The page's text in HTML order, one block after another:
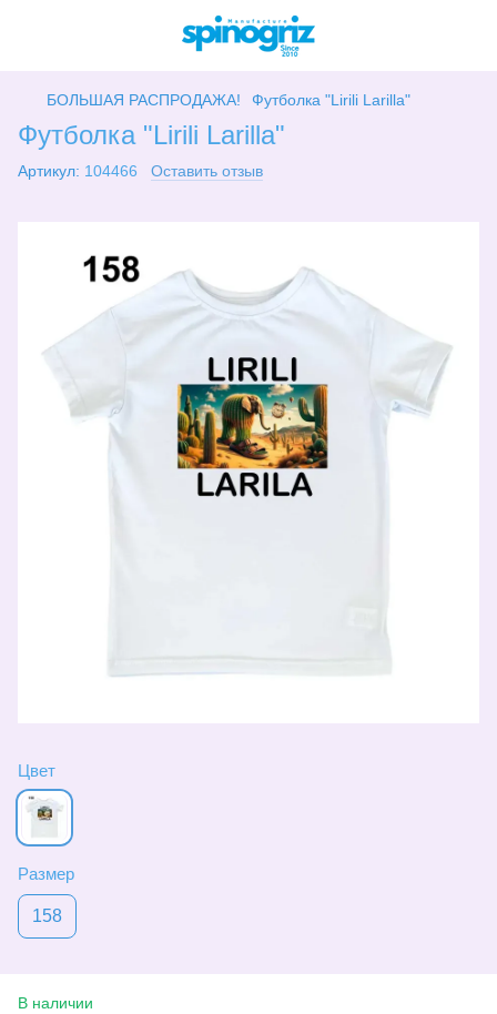
БОЛЬШАЯ РАСПРОДАЖА! Футболка "Lirili Larilla"
Футболка "Lirili Larilla"
Артикул: 104466 Оставить отзыв
Цвет
Размер
158
В наличии